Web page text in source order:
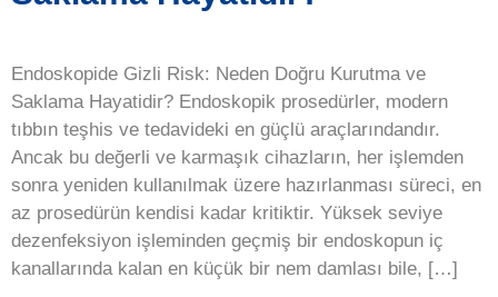
Endoskopide Gizli Risk: Neden Doğru Kurutma ve
Saklama Hayatidir? Endoskopik prosedürler, modern
tıbbın teşhis ve tedavideki en güçlü araçlarındandır.
Ancak bu değerli ve karmaşık cihazların, her işlemden
sonra yeniden kullanılmak üzere hazırlanması süreci, en
az prosedürün kendisi kadar kritiktir. Yüksek seviye
dezenfeksiyon işleminden geçmiş bir endoskopun iç
kanallarında kalan en küçük bir nem damlası bile, […]